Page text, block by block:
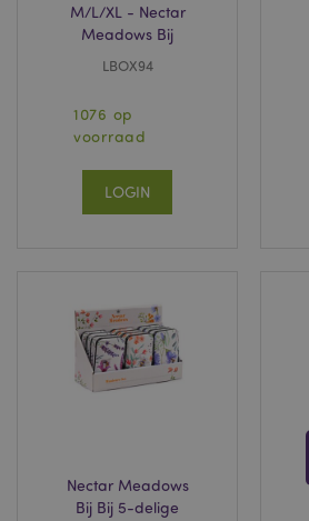
M/L/XL - Nectar
Meadows Bij
LBOX94
1076 op
voorraad
LOGIN
Nectar Meadows
Bij Bij 5-delige